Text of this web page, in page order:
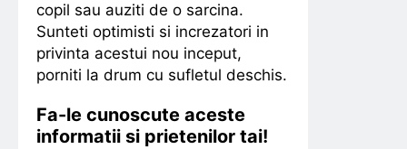
copil sau auziti de o sarcina.
Sunteti optimisti si increzatori in
privinta acestui nou inceput,
porniti la drum cu sufletul deschis.
Fa-le cunoscute aceste
informatii si prietenilor tai!